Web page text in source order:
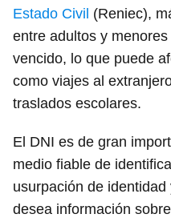
Estado Civil (Reniec),
entre adultos y
vencido, lo que puede
como viajes al
traslados escolares.
El DNI es de gran
medio fiable de
usurpación de
desea información